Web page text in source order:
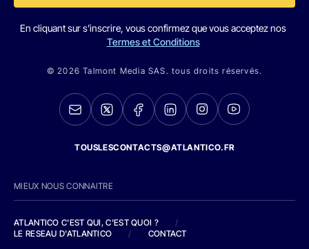
En cliquant sur s'inscrire, vous confirmez que vous acceptez nos
Termes et Conditions
© 2026 Talmont Media SAS. tous droits réservés.
TOUSLESCONTACTS@ATLANTICO.FR
MIEUX NOUS CONNAITRE
ATLANTICO C'EST QUI, C'EST QUOI ?
/
LE RESEAU D'ATLANTICO
/ CONTACT